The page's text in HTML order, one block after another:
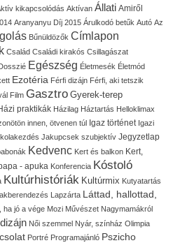
kikapcsolódás Aktívan Állati Amiről
Aranyanyu Díj 2015 Árulkodó betűk Autó Az
Bűnüldözők Címlapon
Család Családi kirakós Csillagászat
Egészség Életmesék Életmód
Ezotéria Férfi dizájn Férfi, aki tetszik
Film Gasztro Gyerek-terep
praktikák Házilag Háztartás Helloklimax
innen, ötvenen túl Igaz történet Igazi
Jakupcsek szubjektív Jegyzetlap
Kedvenc Kert és balkon Kert,
- apuka Konferencia Kóstoló
Kultúrhistóriák Kultúrmix Kutyatartás
Lapzárta Láttad, hallottad,
ha jó a vége Mozi Művészet Nagymamákról
Női szemmel Nyár, színház Olimpia
Portré Programajánló Pszicho